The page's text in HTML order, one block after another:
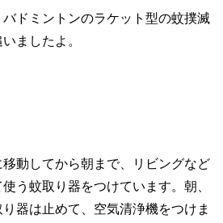
ドミントンのラケット型の蚊撲滅
ましたよ。
動してから朝まで、リビングなど
う蚊取り器をつけています。朝、
器は止めて、空気清浄機をつけま